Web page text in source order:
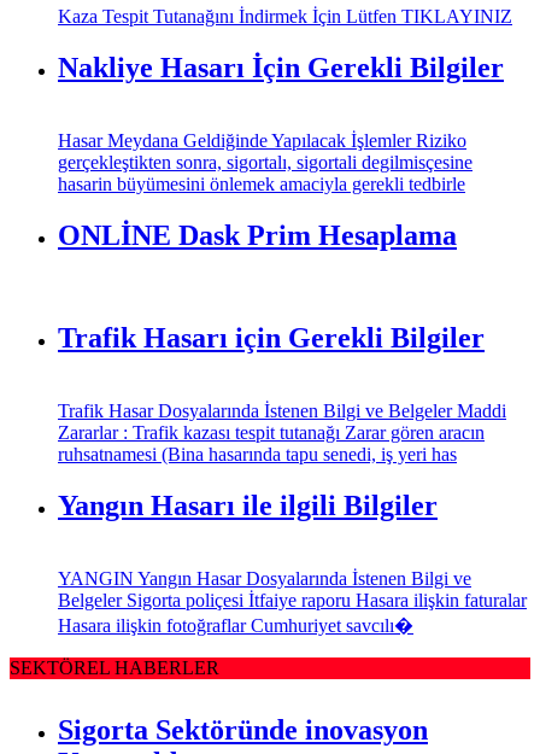
Kaza Tespit Tutanağını İndirmek İçin Lütfen TIKLAYINIZ
Nakliye Hasarı İçin Gerekli Bilgiler
Hasar Meydana Geldiğinde Yapılacak İşlemler Riziko
gerçekleştikten sonra, sigortalı, sigortali degilmisçesine
hasarin büyümesini önlemek amaciyla gerekli tedbirle
ONLİNE Dask Prim Hesaplama
Trafik Hasarı için Gerekli Bilgiler
Trafik Hasar Dosyalarında İstenen Bilgi ve Belgeler Maddi
Zararlar : Trafik kazası tespit tutanağı Zarar gören aracın
ruhsatnamesi (Bina hasarında tapu senedi, iş yeri has
Yangın Hasarı ile ilgili Bilgiler
YANGIN Yangın Hasar Dosyalarında İstenen Bilgi ve
Belgeler Sigorta poliçesi İtfaiye raporu Hasara ilişkin faturalar
Hasara ilişkin fotoğraflar Cumhuriyet savcılı�
SEKTÖREL HABERLER
Sigorta Sektöründe inovasyon